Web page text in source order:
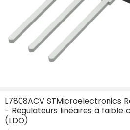
L7808ACV STMicroelectronics
- Régulateurs linéaires à faible
(LDO)